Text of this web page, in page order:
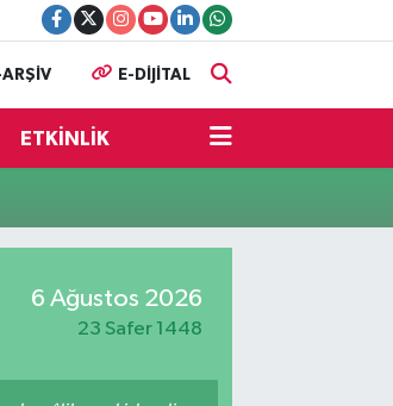
ARŞİV E-DİJİTAL
ETKİNLİK
6 Ağustos 2026
23 Safer 1448